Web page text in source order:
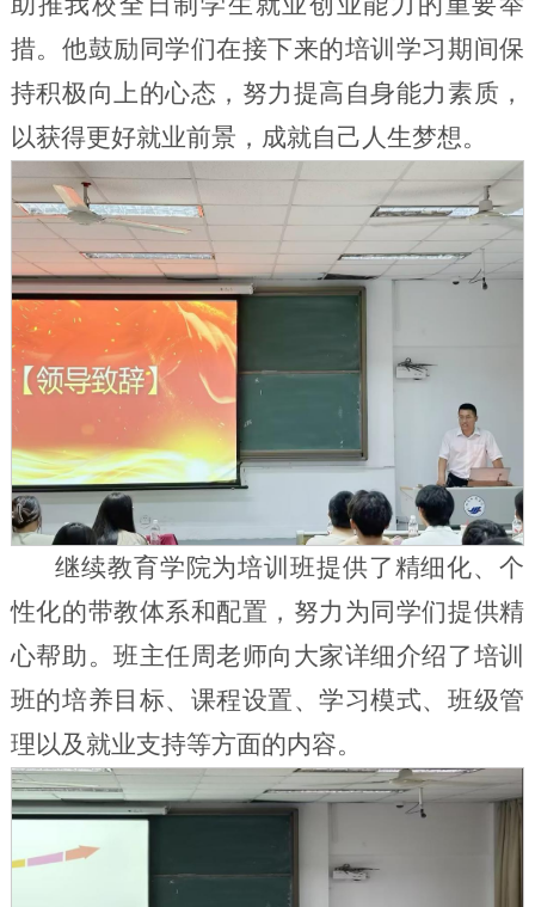
措。他鼓励同学们在接下来的培训学习期间保
持积极向上的心态，努力提高自身能力素质，
以获得更好就业前景，成就自己人生梦想。
继续教育学院为培训班提供了精细化、个
性化的带教体系和配置，努力为同学们提供精
心帮助。班主任周老师向大家详细介绍了培训
班的培养目标、课程设置、学习模式、班级管
理以及就业支持等方面的内容。